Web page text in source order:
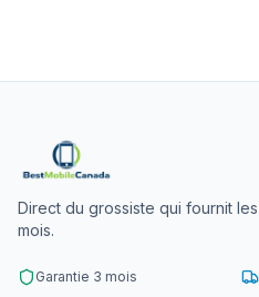
Direct du grossiste qui fournit
mois.
Garantie 3 mois